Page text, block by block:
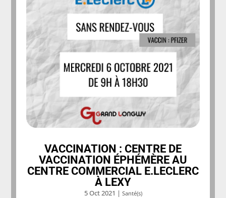
VACCINATION : CENTRE DE
VACCINATION ÉPHÉMÈRE AU
CENTRE COMMERCIAL E.LECLERC
À LEXY
5 Oct 2021 | Santé(s)